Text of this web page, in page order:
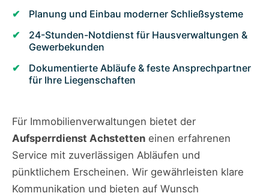
Planung und Einbau moderner Schließsysteme
24-Stunden-Notdienst für Hausverwaltungen &
Gewerbekunden
Dokumentierte Abläufe & feste Ansprechpartner
für Ihre Liegenschaften
Für Immobilienverwaltungen bietet der
Aufsperrdienst Achstetten einen erfahrenen
Service mit zuverlässigen Abläufen und
pünktlichem Erscheinen. Wir gewährleisten klare
Kommunikation und bieten auf Wunsch